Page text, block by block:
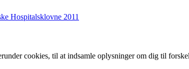
cookies, til at indsamle oplysninger om dig til